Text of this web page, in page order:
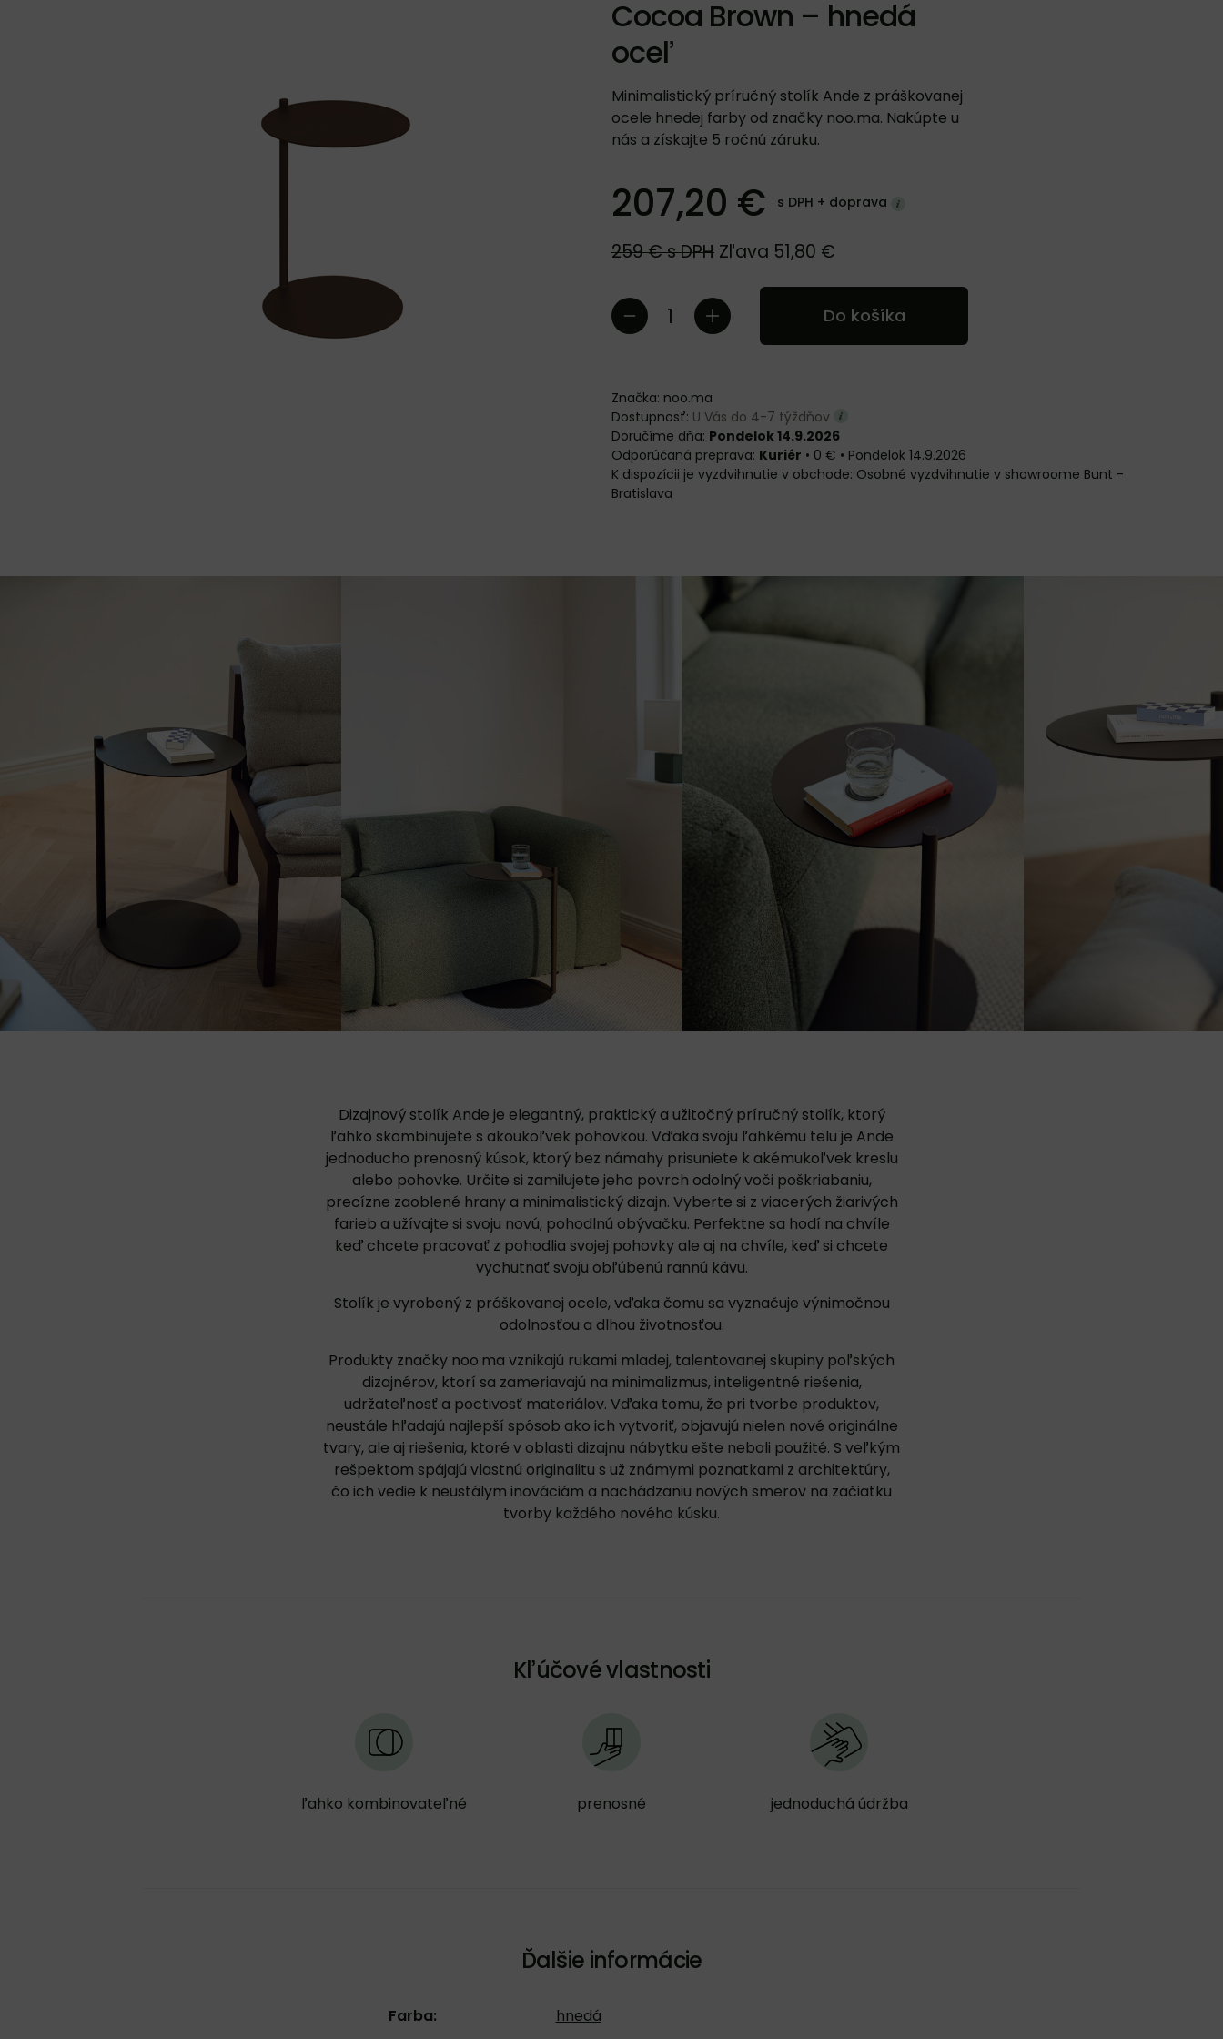
Cocoa Brown – hnedá
oceľ
Minimalistický príručný stolík Ande z práškovanej
ocele hnedej farby od značky noo.ma. Nakúpte u
nás a získajte 5 ročnú záruku.
207,20 € s DPH + doprava
259 €s DPH Zľava 51,80 €
Do košíka
Značka: noo.ma
Dostupnosť: U Vás do 4-7 týždňov
Doručíme dňa: Pondelok 14.9.2026
Kuriér • 0 € • Pondelok 14.9.2026
Osobné vyzdvihnutie v showroome Bunt -
Bratislava
Dizajnový stolík Ande je elegantný, praktický a užitočný príručný stolík, ktorý
ľahko skombinujete s akoukoľvek pohovkou. Vďaka svoju ľahkému telu je Ande
jednoducho prenosný kúsok, ktorý bez námahy prisuniete k akémukoľvek kreslu
alebo pohovke. Určite si zamilujete jeho povrch odolný voči poškriabaniu,
precízne zaoblené hrany a minimalistický dizajn. Vyberte si z viacerých žiarivých
farieb a užívajte si svoju novú, pohodlnú obývačku. Perfektne sa hodí na chvíle
keď chcete pracovať z pohodlia svojej pohovky ale aj na chvíle, keď si chcete
vychutnať svoju obľúbenú rannú kávu.
Stolík je vyrobený z práškovanej ocele, vďaka čomu sa vyznačuje výnimočnou
odolnosťou a dlhou životnosťou.
Produkty značky noo.ma vznikajú rukami mladej, talentovanej skupiny poľských
dizajnérov, ktorí sa zameriavajú na minimalizmus, inteligentné riešenia,
udržateľnosť a poctivosť materiálov. Vďaka tomu, že pri tvorbe produktov,
neustále hľadajú najlepší spôsob ako ich vytvoriť, objavujú nielen nové originálne
tvary, ale aj riešenia, ktoré v oblasti dizajnu nábytku ešte neboli použité. S veľkým
rešpektom spájajú vlastnú originalitu s už známymi poznatkami z architektúry,
čo ich vedie k neustálym inováciám a nachádzaniu nových smerov na začiatku
tvorby každého nového kúsku.
Kľúčové vlastnosti
ľahko kombinovateľné prenosné jednoduchá údržba
Ďalšie informácie
Farba: hnedá